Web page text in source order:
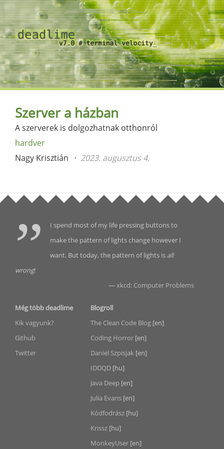
Szerver a házban
A szerverek is dolgozhatnak otthonról
hardver
Nagy Krisztián
2023. augusztus 4.
I spend most of my life pressing buttons to
make the pattern of lights change however I
want. But today, the pattern of lights is all
wrong!
—xkcd: Computer Problems
Még több deadlime
Kik vagyunk?
Github
Twitter
Blogroll
The Clean Code Blog [en]
Coding Horror [en]
Daniel Szpisjak [en]
IDDQD [hu]
Java Deep [en]
Julia Evans [en]
Kódfodrász [hu]
Krissz [hu]
MonkeyUser [en]